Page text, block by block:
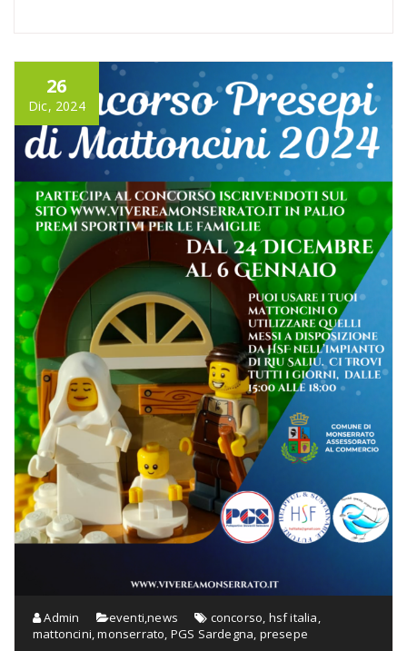
26
Dic, 2024
Admin eventi,news concorso, hsf italia,
mattoncini,monserrato, PGS Sardegna, presepe